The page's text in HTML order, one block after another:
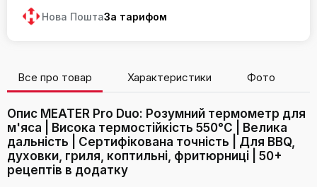
Нова ПоштаЗа тарифом
Все про товар Характеристики Фото
Опис MEATER Pro Duo: Розумний термометр для
м'яса | Висока термостійкість 550°C | Велика
дальність | Сертифікована точність | Для BBQ,
духовки, гриля, коптильні, фритюрниці | 50+
рецептів в додатку